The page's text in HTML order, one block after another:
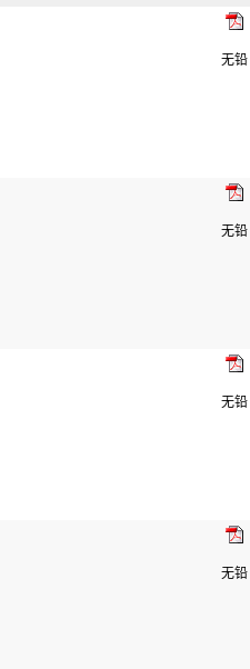
无铅
无铅
无铅
无铅